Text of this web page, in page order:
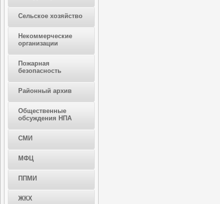
Сельское хозяйство
Некоммерческие
организации
Пожарная
безопасность
Районный архив
Общественные
обсуждения НПА
СМИ
МФЦ
ППМИ
ЖКХ